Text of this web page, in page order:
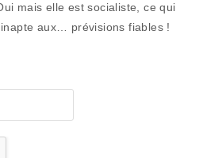
mais elle est socialiste, ce qui
aux… prévisions fiables !